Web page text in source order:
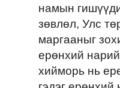
намын
зөвлөл, Улс
маргааныг
ерөнхий
хийморь нь